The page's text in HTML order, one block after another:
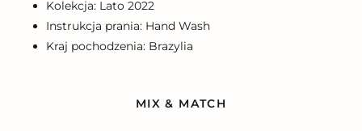
Kolekcja: Lato 2022
Instrukcja prania: Hand Wash
Kraj pochodzenia: Brazylia
MIX & MATCH